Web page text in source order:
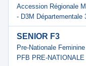
Accession Régionale
- D3M Départementale
SENIOR F3
Pre-Nationale
PFB PRE-